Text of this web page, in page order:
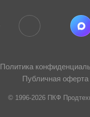
Политика
Публичная оферта
© 1996-2026 ПКФ